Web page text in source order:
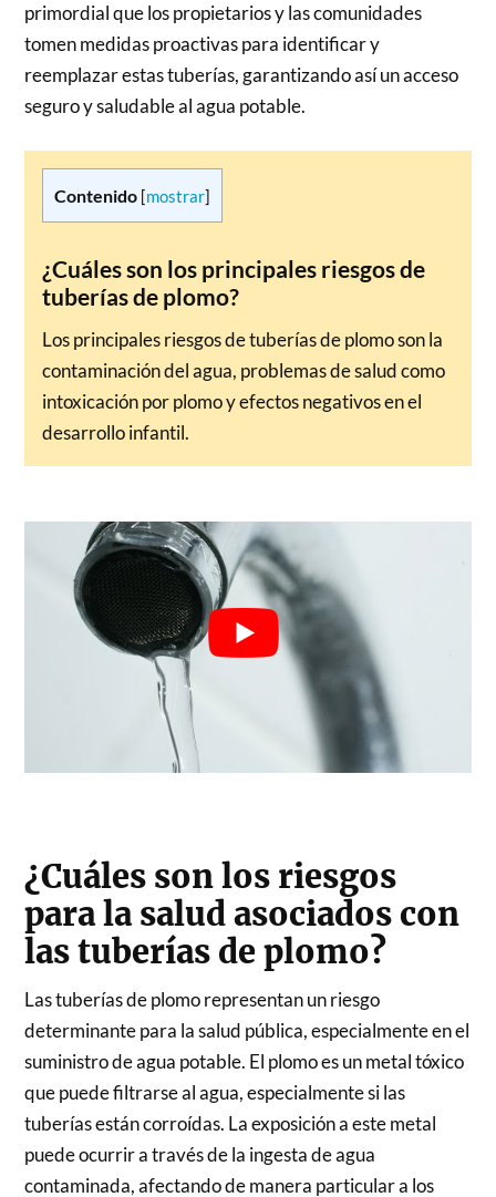
primordial que los propietarios y las comunidades
tomen medidas proactivas para identificar y
reemplazar estas tuberías, garantizando así un acceso
seguro y saludable al agua potable.
Contenido [mostrar]
¿Cuáles son los principales riesgos de
tuberías de plomo?
Los principales riesgos de tuberías de plomo son la
contaminación del agua, problemas de salud como
intoxicación por plomo y efectos negativos en el
desarrollo infantil.
¿Cuáles son los riesgos
para la salud asociados con
las tuberías de plomo?
Las tuberías de plomo representan un riesgo
determinante para la salud pública, especialmente en el
suministro de agua potable. El plomo es un metal tóxico
que puede filtrarse al agua, especialmente si las
tuberías están corroídas. La exposición a este metal
puede ocurrir a través de la ingesta de agua
contaminada, afectando de manera particular a los